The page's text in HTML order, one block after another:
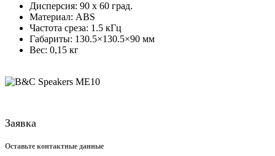
Дисперсия: 90 х 60 град.
Материал: ABS
Частота среза: 1.5 кГц
Габариты: 130.5×130.5×90 мм
Вес: 0,15 кг
Заявка
Оставьте контактные данные